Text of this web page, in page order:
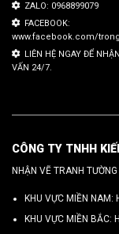
ZALO: 0968899079
FACEBOOK:
www.facebook.com/
LIÊN HỆ NGAY ĐỂ
VẤN 24/7.
CÔNG TY TNHH
NHẬN VẼ TRANH
KHU VỰC MIỀN NAM:
KHU VỰC MIỀN BẮC: